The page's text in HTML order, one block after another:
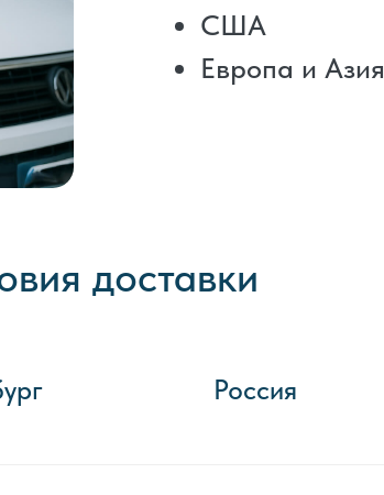
США
Европа и Азия
доставки
Россия